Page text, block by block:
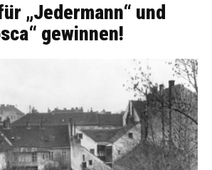
„Jedermann“ und
gewinnen!